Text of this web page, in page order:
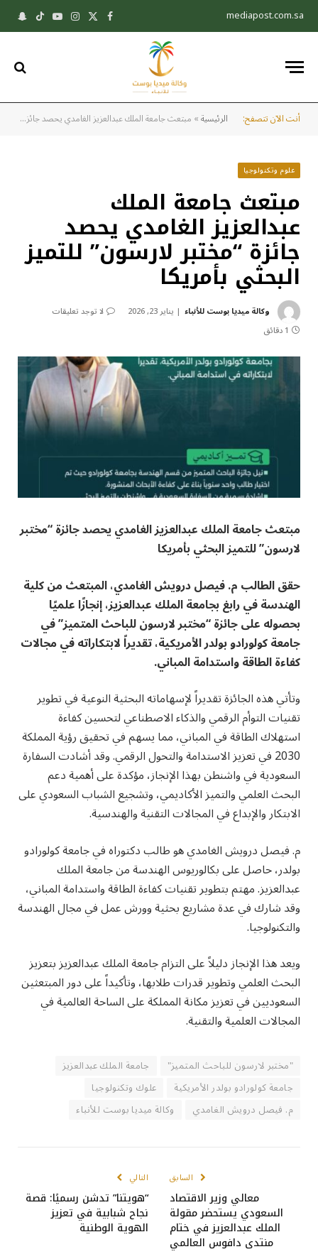
mediapost.com.sa فيسبوك
X
(Twitter)
الانستغرام
يوتيوبتيكتوك
أنت الآن تتصفح: الرئيسية» مبتعث جامعة الملك عبدالعزيز الغامدي يحصد جائزة “مختبر لارسون” للتميز البحثي بأمريكا
علوم وتكنولوجيا
مبتعث جامعة الملك
عبدالعزيز الغامدي يحصد
جائزة “مختبر لارسون” للتميز
البحثي بأمريكا
وكالة ميديا بوست للأنباء يناير 23, 2026
لا توجد تعليقات
1 دقائق
مبتعث جامعة الملك عبدالعزيز الغامدي يحصد جائزة “مختبر
لارسون” للتميز البحثي بأمريكا
حقق الطالب م. فيصل درويش الغامدي، المبتعث من كلية
الهندسة في رابغ بجامعة الملك عبدالعزيز، إنجازًا علميًا
بحصوله على جائزة “مختبر لارسون للباحث المتميز” في
جامعة كولورادو بولدر الأمريكية، تقديراً لابتكاراته في مجالات
كفاءة الطاقة واستدامة المباني.
وتأتي هذه الجائزة تقديراً لإسهاماته البحثية النوعية في تطوير
تقنيات التوأم الرقمي والذكاء الاصطناعي لتحسين كفاءة
استهلاك الطاقة في المباني، مما يسهم في تحقيق رؤية المملكة
2030 في تعزيز الاستدامة والتحول الرقمي. وقد أشادت السفارة
السعودية في واشنطن بهذا الإنجاز، مؤكدة على أهمية دعم
البحث العلمي والتميز الأكاديمي، وتشجيع الشباب السعودي على
الابتكار والإبداع في المجالات التقنية والهندسية.
م. فيصل درويش الغامدي هو طالب دكتوراه في جامعة كولورادو
بولدر، حاصل على بكالوريوس الهندسة من جامعة الملك
عبدالعزيز. مهتم بتطوير تقنيات كفاءة الطاقة واستدامة المباني،
وقد شارك في عدة مشاريع بحثية وورش عمل في مجال الهندسة
والتكنولوجيا.
ويعد هذا الإنجاز دليلاً على التزام جامعة الملك عبدالعزيز بتعزيز
البحث العلمي وتطوير قدرات طلابها، وتأكيداً على دور المبتعثين
السعوديين في تعزيز مكانة المملكة على الساحة العالمية في
المجالات العلمية والتقنية.
"مختبر لارسون للباحث المتميز"
جامعة الملك عبدالعزيز
جامعة كولورادو بولدر الأمريكية
علوك وتكنولوجيا
م. فيصل درويش الغامدي
وكالة ميديا بوست للأنباء
السابق
معالي وزير الاقتصاد
السعودي يستحضر مقولة
الملك عبدالعزيز في ختام
منتدى دافوس العالمي
التالي
“هويتنا” تدشن رسميًا: قصة
نجاح شبابية في تعزيز
الهوية الوطنية